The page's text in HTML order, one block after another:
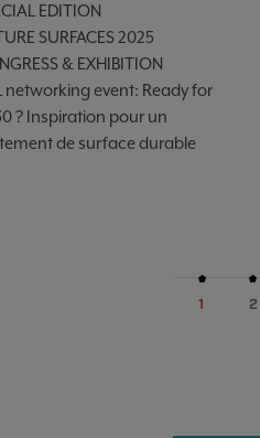
EDITION
SURFACES 2025
& EXHIBITION
networking event: Ready for
? Inspiration pour un
de surface durable
1 2